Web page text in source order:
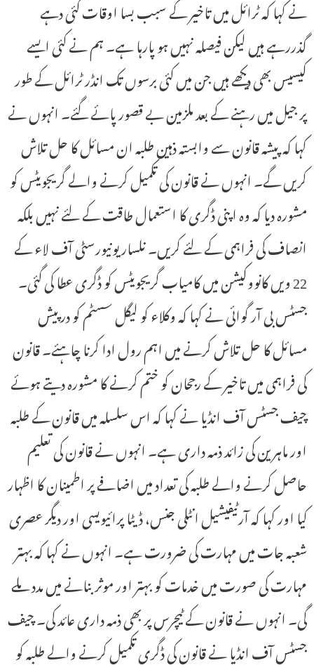
نے کہا کہ ٹرائل میں تاخیر کے سبب بسا اوقات کئی دہے
گذررہے ہیں لیکن فیصلہ نہیں ہو پارہا ہے۔ ہم نے کئی ایسے
کیسیس بھی دیکھے ہیں جن میں کئی برسوں تک انڈر ٹرائل کے طور
پر جیل میں رہنے کے بعد ملزمین بے قصور پائے گئے۔ انہوں نے
کہا کہ پیشہ قانون سے وابستہ ذہین طلبہ ان مسائل کا حل تلاش
کریں گے۔ انہوں نے قانون کی تکمیل کرنے والے گریجویٹس کو
مشورہ دیا کہ وہ اپنی ڈگری کا استعمال طاقت کے لئے نہیں بلکہ
انصاف کی فراہمی کے لئے کریں۔ نلسار یونیورسٹی آف لاء کے
22 ویں کانووکیشن میں کامیاب گریجویٹس کو ڈگری عطا کی گئی۔
جسٹس بی آر گوائی نے کہا کہ وکلاء کو لیگل سسٹم کو درپیش
مسائل کا حل تلاش کرنے میں اہم رول ادا کرنا چاہئے۔ قانون
کی فراہمی میں تاخیر کے رجحان کو ختم کرنے کا مشورہ دیتے ہوئے
چیف جسٹس آف انڈیا نے کہا کہ اس سلسلہ میں قانون کے طلبہ
اور ماہرین کی زائد ذمہ داری ہے۔ انہوں نے قانون کی تعلیم
حاصل کرنے والے طلبہ کی تعداد میں اضافے پر اطمینان کا اظہار
کیا اور کہا کہ آرٹیفیشیل انٹلی جنس، ڈیٹا پرائیویسی اور دیگر عصری
شعبہ جات میں مہارت کی ضرورت ہے۔ انہوں نے کہا کہ بہتر
مہارت کی صورت میں خدمات کو بہتر اور موثر بنانے میں مدد ملے
گی۔ انہوں نے قانون کے ٹیچرس پر بھی ذمہ داری عائد کی۔ چیف
جسٹس آف انڈیا نے قانون کی ڈگری تکمیل کرنے والے طلبہ کو